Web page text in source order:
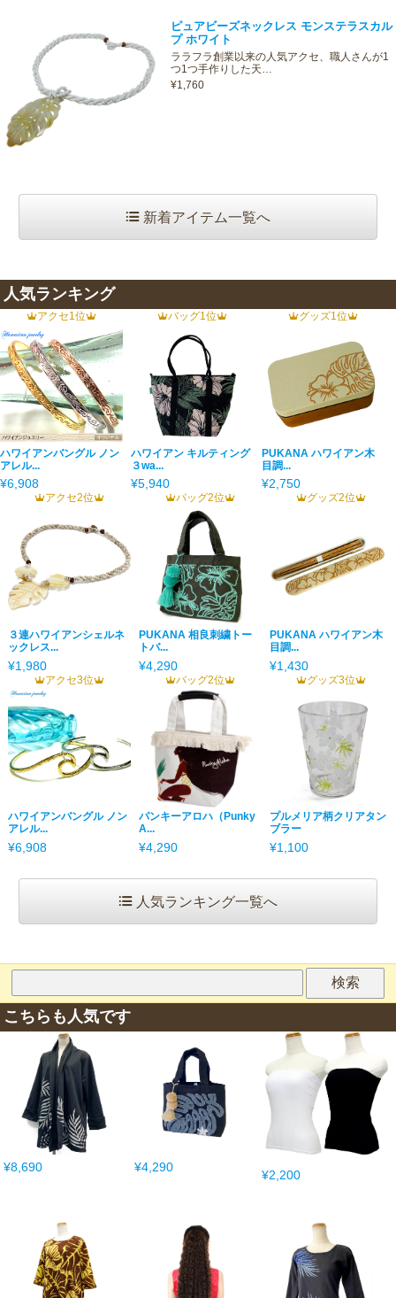
ピュアビーズネックレス モンステラスカル
プ ホワイト
ララフラ創業以来の人気アクセ、職人さんが1
つ1つ手作りした天…
¥1,760
新着アイテム一覧へ
人気ランキング
アクセ1位
ハワイアンバングル ノン
アレル...
¥6,908
バッグ1位
ハワイアン キルティング
３wa...
¥5,940
グッズ1位
PUKANA ハワイアン木
目調...
¥2,750
アクセ2位
３連ハワイアンシェルネ
ックレス...
¥1,980
バッグ2位
PUKANA 相良刺繍トー
トバ...
¥4,290
グッズ2位
PUKANA ハワイアン木
目調...
¥1,430
アクセ3位
ハワイアンバングル ノン
アレル...
¥6,908
バッグ2位
パンキーアロハ（Punky
A...
¥4,290
グッズ3位
プルメリア柄クリアタン
ブラー
¥1,100
人気ランキング一覧へ
こちらも人気です
¥8,690 ¥4,290
¥2,200